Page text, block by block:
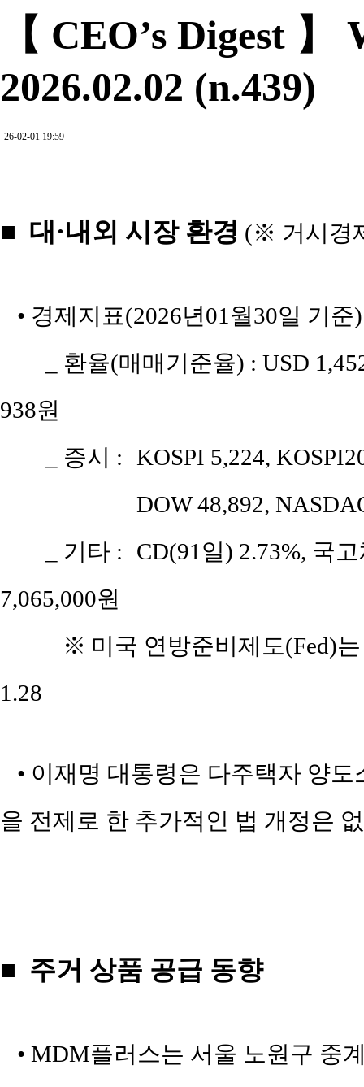
【 CEO’s Digest
2026.02.02 (n.439)
26-02-01 19:59
■ 대·내외 시장 환경 (※ 거시경
• 경제지표(2026년01월30일 기준)
_ 환율(매매기준율) : USD
938원
_ 증시 : KOSPI 5,224,
DOW 48,892,
_ 기타 :
CD(91일) 2.73%, 국
7,065,000원
※ 미국 연방준비제도(Fed)
1.28
• 이재명 대통령은 다주택자 양
을 전제로 한 추가적인 법 개정은
■ 주거 상품 공급 동향
• MDM플러스는 서울 노원구 중